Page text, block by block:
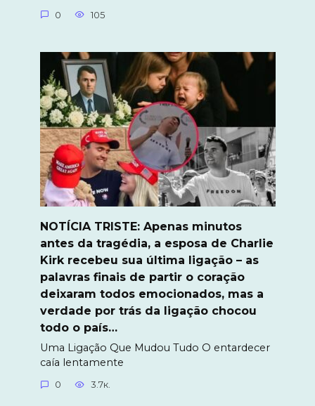
0 105
NOTÍCIA TRISTE: Apenas minutos
antes da tragédia, a esposa de Charlie
Kirk recebeu sua última ligação – as
palavras finais de partir o coração
deixaram todos emocionados, mas a
verdade por trás da ligação chocou
todo o país…
Uma Ligação Que Mudou Tudo O entardecer
caía lentamente
0 3.7к.